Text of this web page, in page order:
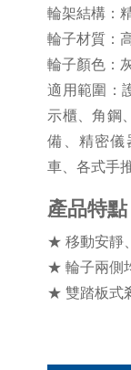
輪架結構：
輪子材質：
輪子顏色：
適用範圍：
示櫃、角鋼
備、精密儀
車、各式手
產品特點
★ 移動安靜
★ 輪子兩側
★ 雙踏板式